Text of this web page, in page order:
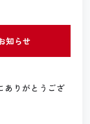
知らせ
ありがとうござ